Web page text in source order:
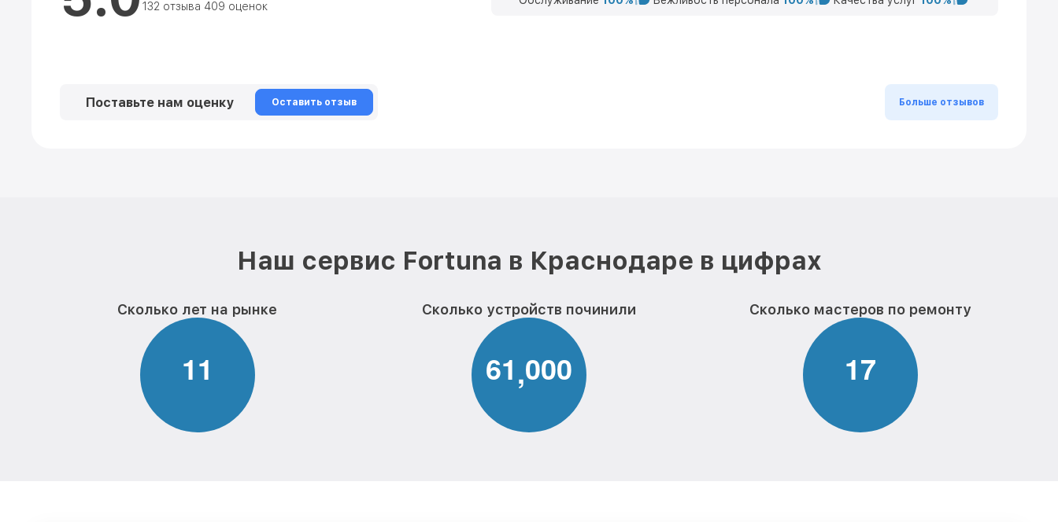
132 отзыва 409 оценок
Поставьте нам оценку Оставить отзыв Больше отзывов
Наш сервис Fortuna в Краснодаре в цифрах
Сколько лет на рынке
11
Сколько устройств починили
61,000
Сколько мастеров по ремонту
17